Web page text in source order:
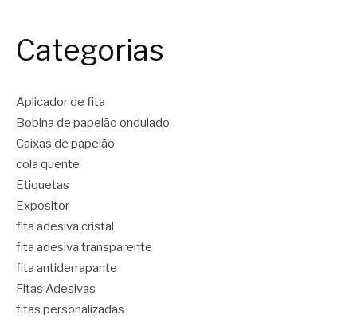
Categorias
Aplicador de fita
Bobina de papelão ondulado
Caixas de papelão
cola quente
Etiquetas
Expositor
fita adesiva cristal
fita adesiva transparente
fita antiderrapante
Fitas Adesivas
fitas personalizadas